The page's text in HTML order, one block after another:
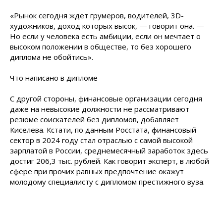
«Рынок сегодня ждет грумеров, водителей, 3D-
художников, доход которых высок, — говорит она. —
Но если у человека есть амбиции, если он мечтает о
высоком положении в обществе, то без хорошего
диплома не обойтись».
Что написано в дипломе
С другой стороны, финансовые организации сегодня
даже на невысокие должности не рассматривают
резюме соискателей без дипломов, добавляет
Киселева. Кстати, по данным Росстата, финансовый
сектор в 2024 году стал отраслью с самой высокой
зарплатой в России, среднемесячный заработок здесь
достиг 206,3 тыс. рублей. Как говорит эксперт, в любой
сфере при прочих равных предпочтение окажут
молодому специалисту с дипломом престижного вуза.